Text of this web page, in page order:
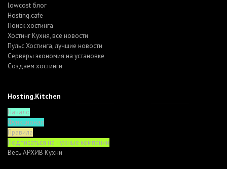
lowcost блог
Hosting.cafe
Поиск хостинга
Хостинг Кухня, все новости
Пульс Хостинга, лучшие новости
Серверы экономия на установке
Создаем хостинги
Hosting.Kitchen
Начало
Функционал
Правила
Подписаться на нужные компании
Весь АРХИВ Кухни